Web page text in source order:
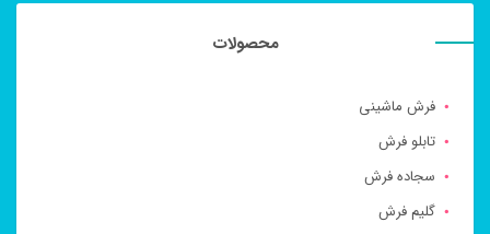
محصولات
فرش ماشینی
تابلو فرش
سجاده فرش
گلیم فرش